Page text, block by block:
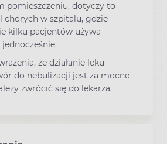
pomieszczeniu, dotyczy to
chorych w szpitalu, gdzie
kilku pacjentów używa
że działanie leku
do nebulizacji jest za mocne
zwrócić się do lekarza.